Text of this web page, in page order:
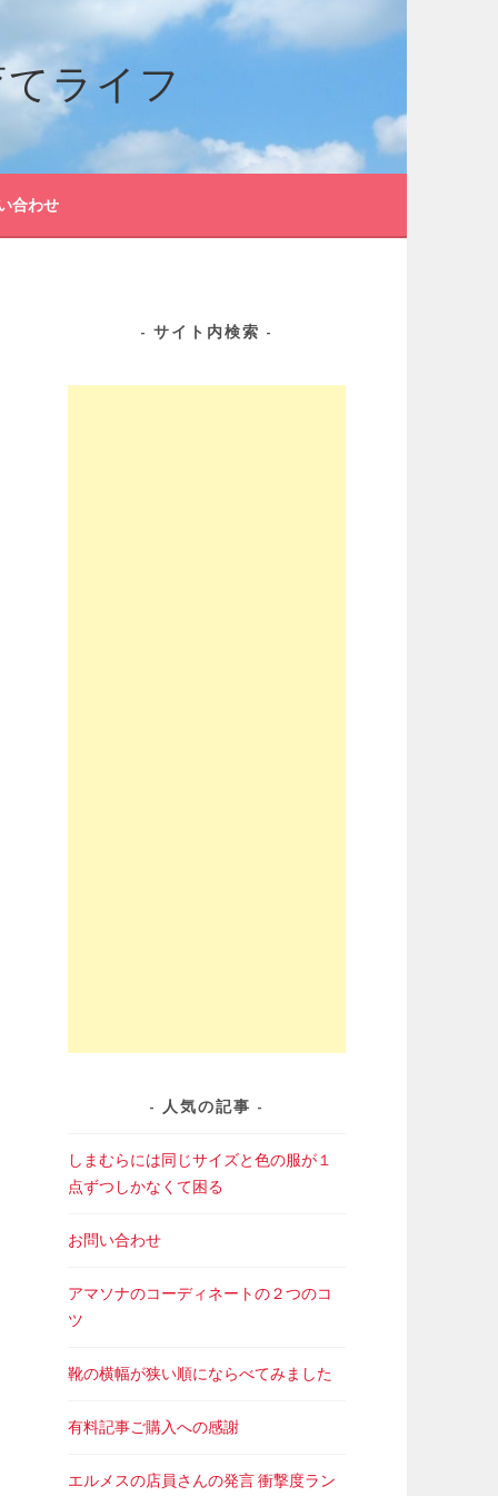
ライフ
合わせ
サイト内検索
人気の記事
しまむらには同じサイズと色の服が１
点ずつしかなくて困る
お問い合わせ
アマソナのコーディネートの２つのコ
ツ
靴の横幅が狭い順にならべてみました
有料記事ご購入への感謝
エルメスの店員さんの発言 衝撃度ラン